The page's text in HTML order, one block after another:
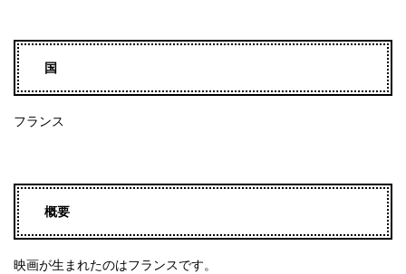
国
フランス
概要
映画が生まれたのはフランスです。